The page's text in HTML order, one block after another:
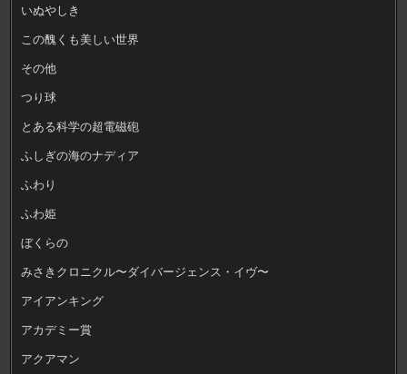
いぬやしき
この醜くも美しい世界
その他
つり球
とある科学の超電磁砲
ふしぎの海のナディア
ふわり
ふわ姫
ぼくらの
みさきクロニクル〜ダイバージェンス・イヴ〜
アイアンキング
アカデミー賞
アクアマン